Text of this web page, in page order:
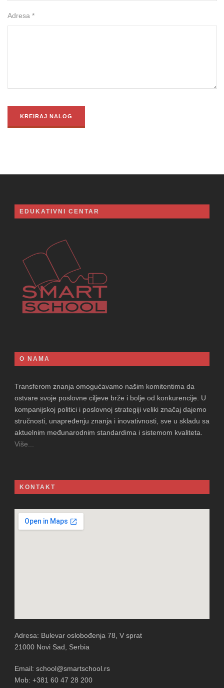
Adresa *
EDUKATIVNI CENTAR
O NAMA
Transferom znanja omogućavamo našim komitentima da
ostvare svoje poslovne ciljeve brže i bolje od konkurencije. U
kompanijskoj politici i poslovnoj strategiji veliki značaj dajemo
stručnosti, unapređenju znanja i inovativnosti, sve u skladu sa
aktuelnim međunarodnim standardima i sistemom kvaliteta.
Više...
KONTAKT
Adresa: Bulevar oslobođenja 78, V sprat
21000 Novi Sad, Serbia
Email: school@smartschool.rs
Mob: +381 60 47 28 200